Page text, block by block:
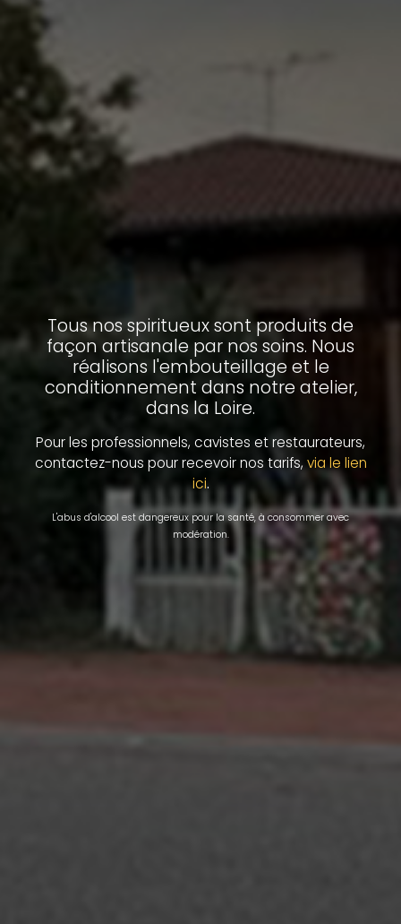
Tous nos spiritueux sont produits de
façon artisanale par nos soins. Nous
réalisons l'embouteillage et le
conditionnement dans notre atelier,
dans la Loire.
Pour les professionnels, cavistes et restaurateurs,
contactez-nous pour recevoir nos tarifs, via le lien
ici.
L'abus d'alcool est dangereux pour la santé, à consommer avec
modération.